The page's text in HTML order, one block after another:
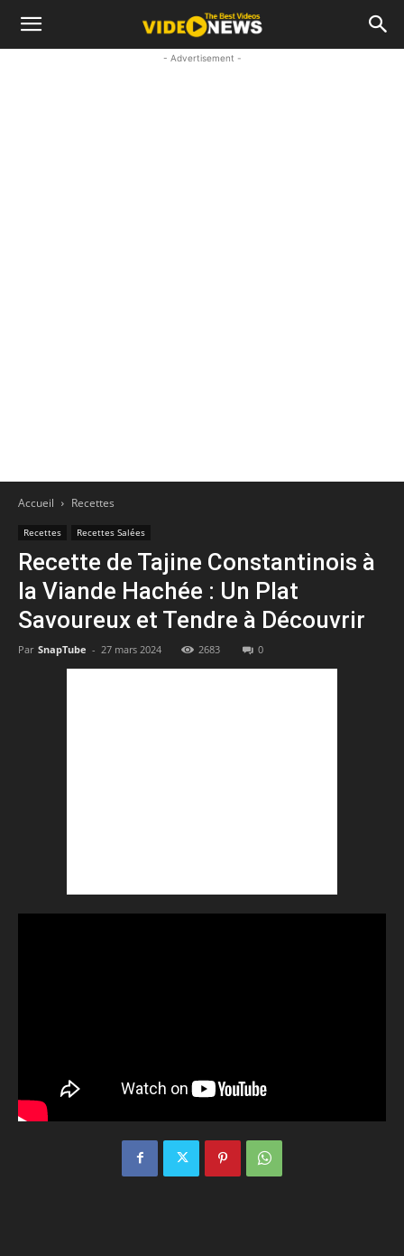
- Advertisement -
Accueil Recettes
Recettes Recettes Salées
Recette de Tajine Constantinois à
la Viande Hachée : Un Plat
Savoureux et Tendre à Découvrir
Par SnapTube - 27 mars 2024 2683 0